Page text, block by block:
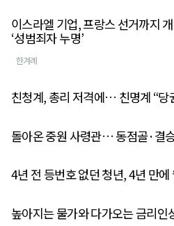
이스라엘 기업, 프랑스 선거까지
‘성범죄자 누명’
한겨례
친청계, 총리 저격에… 친명계 “당
돌아온 중원 사령관… 동점골·결
4년 전 등번호 없던 청년, 4년 만
높아지는 물가와 다가오는 금리